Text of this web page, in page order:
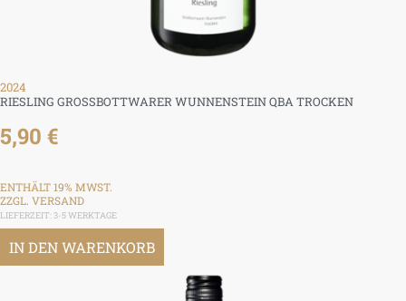
2024
RIESLING GROSSBOTTWARER WUNNENSTEIN QBA TROCKEN
5,90 €
ENTHÄLT 19% MWST.
ZZGL. VERSAND
LIEFERZEIT: 3-5 WERKTAGE
IN DEN WARENKORB